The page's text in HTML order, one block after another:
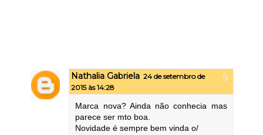
Nathalia Gabriela 24 de setembro de
2015 às 14:28
Marca nova? Ainda não conhecia mas
parece ser mto boa.
Novidade é sempre bem vinda o/